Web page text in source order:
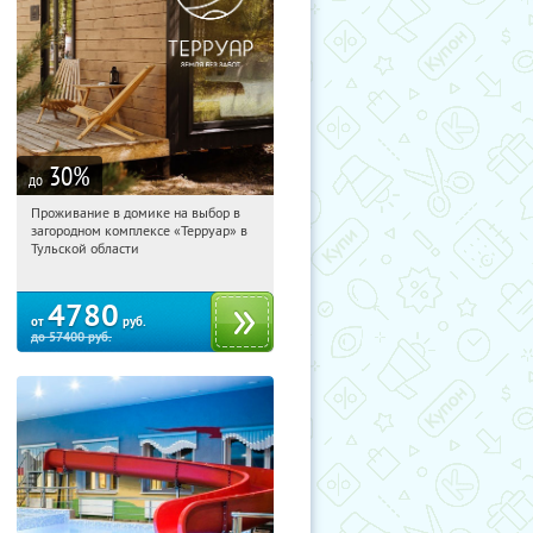
до 30%
06:06:23 Купили:
Тульская обл., Ясногорский р-н, с.
Проживание в домике на выбор в
загородном комплексе «Терруар» в
Тульской области
от 4780 руб.
до57400руб.